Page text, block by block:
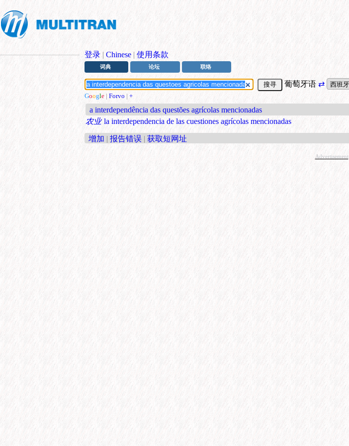
登录 | Chinese | 使用条款
词典 论坛 联络
葡萄牙语 ⇄
Google | Forvo | +
a interdependência das questões agrícolas mencionadas
农业 la interdependencia de las cuestiones agrícolas mencionadas
增加 | 报告错误 | 获取短网址
Advertisement